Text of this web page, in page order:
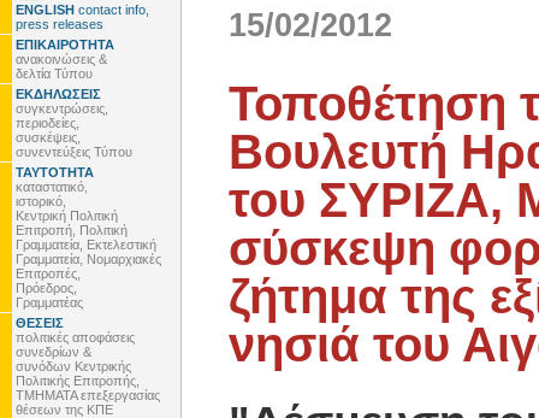
ENGLISH contact info,
press releases
ΕΠΙΚΑΙΡΟΤΗΤΑ
ανακοινώσεις &
δελτία Τύπου
ΕΚΔΗΛΩΣΕΙΣ
συγκεντρώσεις,
περιοδείες,
συσκέψεις,
συνεντεύξεις Τύπου
ΤΑΥΤΟΤΗΤΑ
καταστατικό,
ιστορικό,
Κεντρική Πολιτική
Επιτροπή, Πολιτική
Γραμματεία, Εκτελεστική
Γραμματεία, Νομαρχιακές
Επιτροπές,
Πρόεδρος,
Γραμματέας
ΘΕΣΕΙΣ
πολιτικές αποφάσεις
συνεδρίων &
συνόδων Κεντρικής
Πολιτικής Επιτροπής,
ΤΜΗΜΑΤΑ επεξεργασίας
θέσεων της ΚΠΕ
15/02/2012
Τοποθέτηση
Βουλευτή
του ΣΥΡΙΖΑ,
σύσκεψη
ζήτημα της
νησιά του